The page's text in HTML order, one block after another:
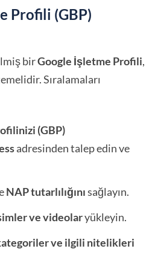
Profili (GBP)
birGoogle İşletme Profili,
Sıralamaları
(GBP)
adresinden talep edin ve
NAP tutarlılığınısağlayın.
ve videolaryükleyin.
ve ilgili nitelikleri